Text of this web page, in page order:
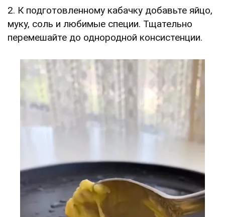
2. К подготовленному кабачку добавьте яйцо,
муку, соль и любимые специи. Тщательно
перемешайте до однородной консистенции.